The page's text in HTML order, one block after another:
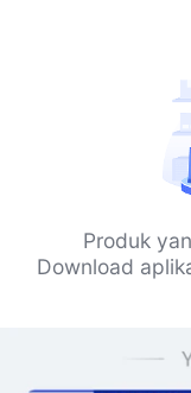
Produk
Download